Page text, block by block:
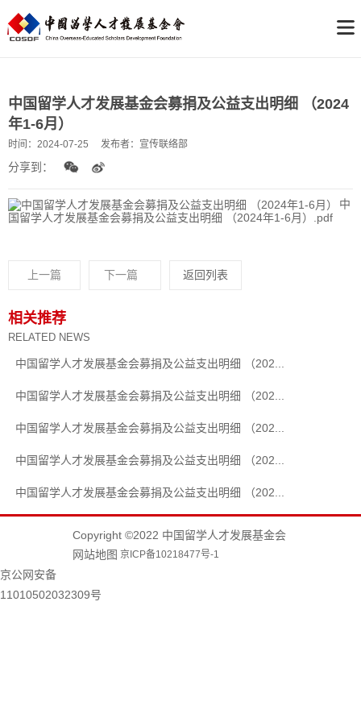
中国留学人才发展基金会募捐及公益支出明细 （2024
年1-6月）
时间： 2024-07-25 发布者： 宣传联络部
分享到：
中
国留学人才发展基金会募捐及公益支出明细 （2024年1-6月）.pdf
上一篇 下一篇 返回列表
相关推荐
RELATED NEWS
中国留学人才发展基金会募捐及公益支出明细 （202...
中国留学人才发展基金会募捐及公益支出明细 （202...
中国留学人才发展基金会募捐及公益支出明细 （202...
中国留学人才发展基金会募捐及公益支出明细 （202...
中国留学人才发展基金会募捐及公益支出明细 （202...
Copyright ©2022 中国留学人才发展基金会
网站地图 京ICP备10218477号-1
京公网安备
11010502032309号